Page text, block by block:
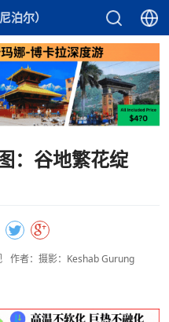
泊尔）
：谷地繁花绽
作者：摄影：Keshab Gurung